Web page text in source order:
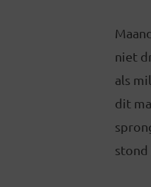
niet
als
dit
stond